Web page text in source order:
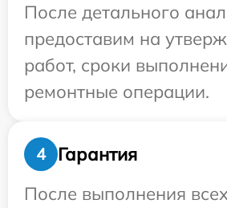
После детального
предоставим на
работ, сроки
ремонтные операции.
4
Гарантия
После выполнения